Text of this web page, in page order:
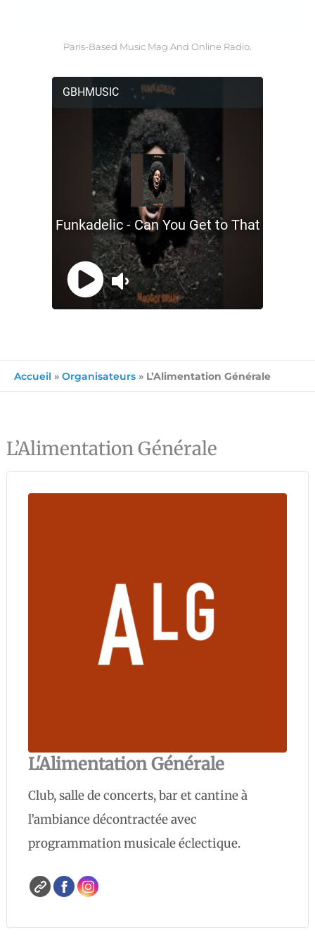
Paris-Based Music Mag And Online Radio.
Accueil » Organisateurs » L’Alimentation Générale
L’Alimentation Générale
L'Alimentation Générale
Club, salle de concerts, bar et cantine à
l’ambiance décontractée avec
programmation musicale éclectique.